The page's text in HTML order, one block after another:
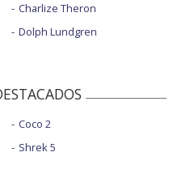
Charlize Theron
Dolph Lundgren
Coco 2
Shrek 5